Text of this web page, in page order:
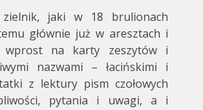
zielnik, jaki w 18 brulionach
głównie już w aresztach i
wprost na karty zeszytów i
nazwami – łacińskimi i
z lektury pism czołowych
pytania i uwagi, a i